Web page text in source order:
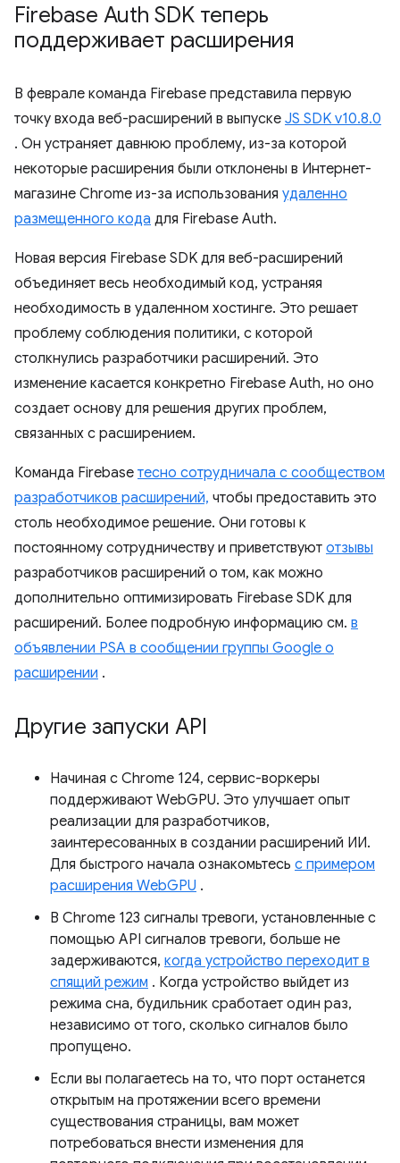
Firebase Auth SDK теперь
поддерживает расширения
В феврале команда Firebase представила первую
точку входа веб-расширений в выпуске JS SDK v10.8.0
. Он устраняет давнюю проблему, из-за которой
некоторые расширения были отклонены в Интернет-
магазине Chrome из-за использования удаленно
размещенного кода для Firebase Auth.
Новая версия Firebase SDK для веб-расширений
объединяет весь необходимый код, устраняя
необходимость в удаленном хостинге. Это решает
проблему соблюдения политики, с которой
столкнулись разработчики расширений. Это
изменение касается конкретно Firebase Auth, но оно
создает основу для решения других проблем,
связанных с расширением.
Команда Firebase тесно сотрудничала с сообществом
разработчиков расширений, чтобы предоставить это
столь необходимое решение. Они готовы к
постоянному сотрудничеству и приветствуют отзывы
разработчиков расширений о том, как можно
дополнительно оптимизировать Firebase SDK для
расширений. Более подробную информацию см. в
объявлении PSA в сообщении группы Google о
расширении .
Другие запуски API
Начиная с Chrome 124, сервис-воркеры
поддерживают WebGPU. Это улучшает опыт
реализации для разработчиков,
заинтересованных в создании расширений ИИ.
Для быстрого начала ознакомьтесь с примером
расширения WebGPU .
В Chrome 123 сигналы тревоги, установленные с
помощью API сигналов тревоги, больше не
задерживаются, когда устройство переходит в
спящий режим . Когда устройство выйдет из
режима сна, будильник сработает один раз,
независимо от того, сколько сигналов было
пропущено.
Если вы полагаетесь на то, что порт останется
открытым на протяжении всего времени
существования страницы, вам может
потребоваться внести изменения для